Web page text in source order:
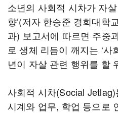
소년의 사회적 시차가 자
향’(저자 한승준 경희대학
과) 보고서에 따르면 주중
로 생체 리듬이 깨지는 ‘사
년이 자살 관련 행위를 할
사회적 시차(Social
시계와 업무, 학업 등으로